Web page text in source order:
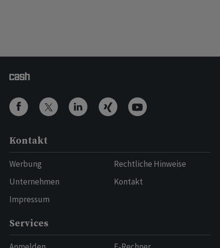
Kontakt
Werbung
Unternehmen
Impressum
Rechtliche Hinweise
Kontakt
Services